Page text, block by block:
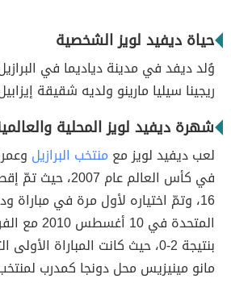
حياة ديفيد لويز الشخصية
وُلد ديفد في مدينة دياديما في
ريجينا سيليا مارينو ولديه شقيقة
شهرة ديفيد لويزالمحلية
لعب ديفيد لويز مع منتخب البرازيل
في كأس العالم عام
16، وتمّ اختياره لأول مرة في مباراة
المتحدة في
بنتيجة 2-0، حيث كانت المباراة
مانو مينيزيس محل دونجا كمدرب